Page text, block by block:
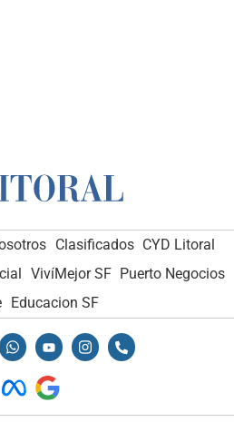
Clasificados CYD Litoral
VivíMejor SF Puerto Negocios
Educacion SF